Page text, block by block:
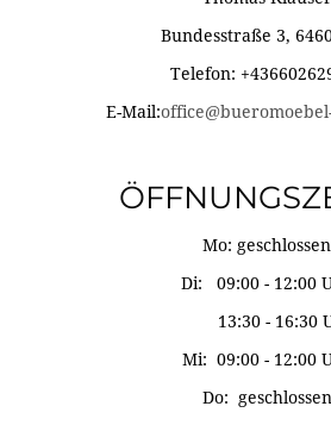
Bundesstraße 3,
Telefon:
E-Mail:
Mo: geschlossen
Di: 09:00 - 12:00
13:30 - 16:30
Mi: 09:00 - 12:00
Do: geschlossen